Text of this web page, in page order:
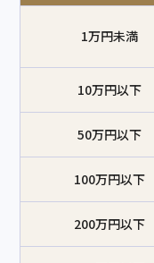
1万円未満
10万円以下
50万円以下
100万円以下
200万円以下